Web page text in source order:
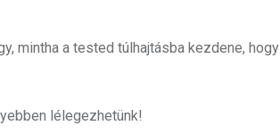
mintha a tested túlhajtásba kezdene, hogy
lélegezhetünk!